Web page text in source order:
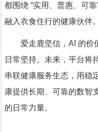
都围绕 “实用、普惠、可
融入衣食住行的健康伙伴。
爱走鹿坚信，AI 的价
日常坚持。未来，平台将
串联健康服务生态，用稳
康提供长期、可靠的数智
的日常力量。